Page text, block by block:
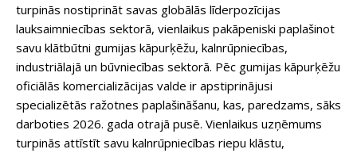
turpinās nostiprināt savas globālās līderpozīcijas
lauksaimniecības sektorā, vienlaikus pakāpeniski paplašinot
savu klātbūtni gumijas kāpurķēžu, kalnrūpniecības,
industriālajā un būvniecības sektorā. Pēc gumijas kāpurķēžu
oficiālās komercializācijas valde ir apstiprinājusi
specializētās ražotnes paplašināšanu, kas, paredzams, sāks
darboties 2026. gada otrajā pusē. Vienlaikus uzņēmums
turpinās attīstīt savu kalnrūpniecības riepu klāstu,